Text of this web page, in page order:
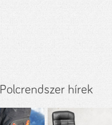
Polcrendszer hírek